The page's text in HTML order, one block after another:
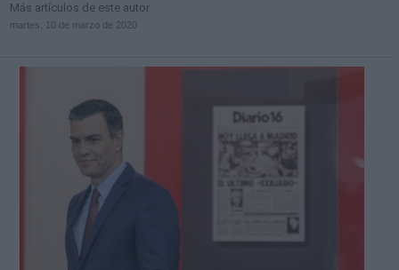
Más artículos de este autor
martes, 10 de marzo de 2020